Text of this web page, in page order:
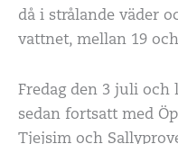
då i strålande väder
vattnet, mellan 19
Fredag den 3 juli och
sedan fortsatt med
Tjejsim och